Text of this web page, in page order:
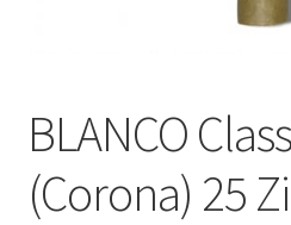
BLANCO
(Corona) 25